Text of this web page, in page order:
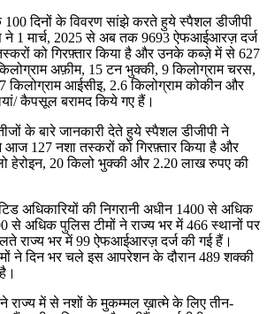
के 100 दिनों के विवरण सांझे करते हुये स्पैशल डीजीपी
ने 1 मार्च, 2025 से अब तक 9693 ऐफआईआरज़ दर्ज
को गिरफ़्तार किया है और उनके कब्ज़े में से 627
अफ़ीम, 15 टन भुक्की, 9 किलोग्राम चरस,
किलोग्राम आईसीइ, 2.6 किलोग्राम कोकीन और
कैपसूल बरामद किये गए हैं।
के बारे जानकारी देते हुये स्पैशल डीजीपी ने
आज 127 नशा तस्करों को गिरफ़्तार किया है और
हेरोइन, 20 किलो भुक्की और 2.20 लाख रुपए की
अधिकारियों की निगरानी अधीन 1400 से अधिक
से अधिक पुलिस टीमों ने राज्य भर में 466 स्थानों पर
राज्य भर में 99 ऐफआईआरज़ दर्ज की गई हैं।
ने दिन भर चले इस आपरेशन के दौरान 489 शक्की
राज्य में से नशों के मुकम्मल ख़ात्मे के लिए तीन-